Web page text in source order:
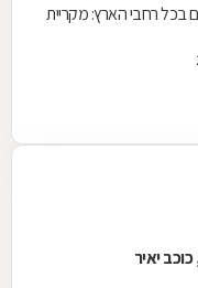
בכל רחבי הארץ: מקריית
יאיר